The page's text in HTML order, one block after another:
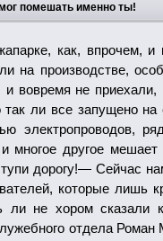
помешать именно ты!
как, впрочем, и
на производстве,
вовремя не
ли все запущено
электропроводов,
многое другое мешает
дорогу!— Сейчас
которые лишь
не хором сказали
отдела Роман